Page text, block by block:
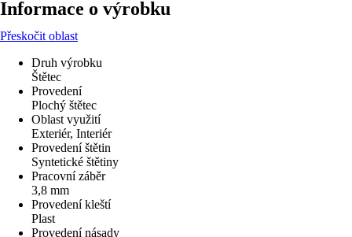
Informace o výrobku
Přeskočit oblast
Druh výrobku
Štětec
Provedení
Plochý štětec
Oblast využití
Exteriér, Interiér
Provedení štětin
Syntetické štětiny
Pracovní záběr
3,8 mm
Provedení kleští
Plast
Provedení násady